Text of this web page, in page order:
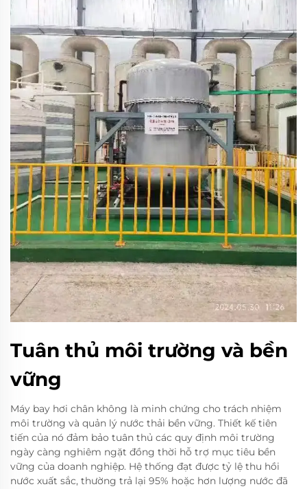
Tuân thủ môi trường và bền
vững
Máy bay hơi chân không là minh chứng cho trách nhiệm
môi trường và quản lý nước thải bền vững. Thiết kế tiên
tiến của nó đảm bảo tuân thủ các quy định môi trường
ngày càng nghiêm ngặt đồng thời hỗ trợ mục tiêu bền
vững của doanh nghiệp. Hệ thống đạt được tỷ lệ thu hồi
nước xuất sắc, thường trả lại 95% hoặc hơn lượng nước đã